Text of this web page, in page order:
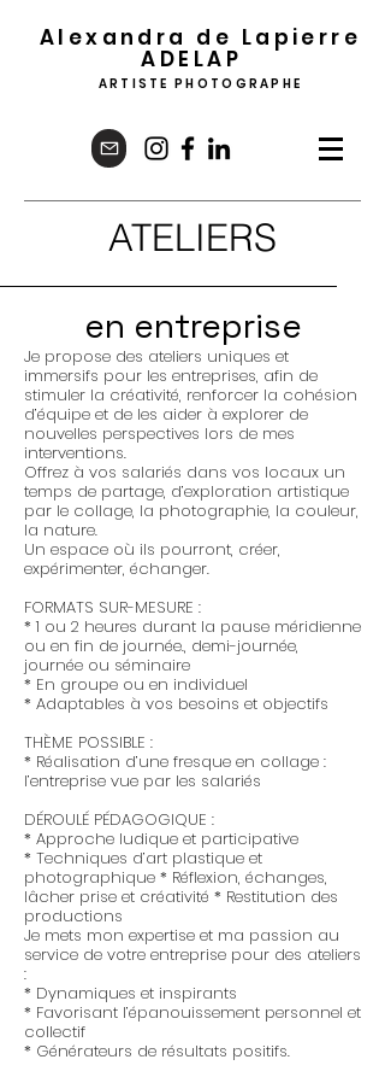
Alexandra de Lapierre
ADELA P
ARTISTE PHOTOGRAPHE
ATELIERS
en entreprise
Je propose des ateliers uniques et
immersifs pour les entreprises, afin de
stimuler la créativité, renforcer la cohésion
d’équipe et de les aider à explorer de
nouvelles perspectives lors de mes
interventions.
Offrez à vos salariés dans vos locaux un
temps de partage, d’exploration artistique
par le collage, la photographie, la couleur,
la nature.
Un espace où ils pourront, créer,
expérimenter, échanger.
FORMATS SUR-MESURE :
* 1 ou 2 heures durant la pause méridienne
ou en fin de journée., demi-journée,
journée ou séminaire
* En groupe ou en individuel
* Adaptables à vos besoins et objectifs
THÈME POSSIBLE :
* Réalisation d’une fresque en collage :
l’entreprise vue par les salariés
DÉROULÉ PÉDAGOGIQUE :
* Approche ludique et participative
* Techniques d’art plastique et
photographique * Réflexion, échanges,
lâcher prise et créativité * Restitution des
productions
Je mets mon expertise et ma passion au
service de votre entreprise pour des ateliers
:
* Dynamiques et inspirants
* Favorisant l’épanouissement personnel et
collectif
* Générateurs de résultats positifs.